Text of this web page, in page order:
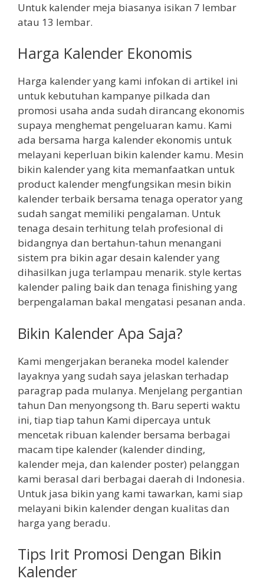
Untuk kalender meja biasanya isikan 7 lembar
atau 13 lembar.
Harga Kalender Ekonomis
Harga kalender yang kami infokan di artikel ini
untuk kebutuhan kampanye pilkada dan
promosi usaha anda sudah dirancang ekonomis
supaya menghemat pengeluaran kamu. Kami
ada bersama harga kalender ekonomis untuk
melayani keperluan bikin kalender kamu. Mesin
bikin kalender yang kita memanfaatkan untuk
product kalender mengfungsikan mesin bikin
kalender terbaik bersama tenaga operator yang
sudah sangat memiliki pengalaman. Untuk
tenaga desain terhitung telah profesional di
bidangnya dan bertahun-tahun menangani
sistem pra bikin agar desain kalender yang
dihasilkan juga terlampau menarik. style kertas
kalender paling baik dan tenaga finishing yang
berpengalaman bakal mengatasi pesanan anda.
Bikin Kalender Apa Saja?
Kami mengerjakan beraneka model kalender
layaknya yang sudah saya jelaskan terhadap
paragrap pada mulanya. Menjelang pergantian
tahun Dan menyongsong th. Baru seperti waktu
ini, tiap tiap tahun Kami dipercaya untuk
mencetak ribuan kalender bersama berbagai
macam tipe kalender (kalender dinding,
kalender meja, dan kalender poster) pelanggan
kami berasal dari berbagai daerah di Indonesia.
Untuk jasa bikin yang kami tawarkan, kami siap
melayani bikin kalender dengan kualitas dan
harga yang beradu.
Tips Irit Promosi Dengan Bikin
Kalender